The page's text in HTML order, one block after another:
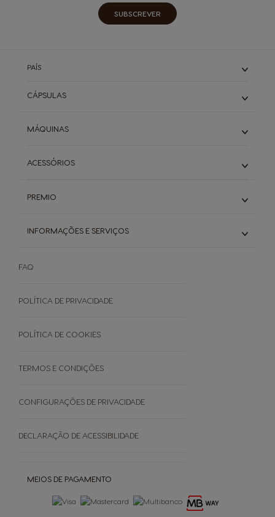
SUBSCREVER
PAÍS
CÁPSULAS
Cafés Longos
Descafeinados
Buondi & Sical
NEO Todas as variedades
NEO Lungos e Americanos
MÁQUINAS
Infinissima
Mini Me
ACESSÓRIOS
PREMIO
Introduza códigos
Como funciona
EVENTOS
Black Friday
INFORMAÇÕES E SERVIÇOS
Manuais De Utilizador
Garantias
Promoções
SOBRE
Cápsulas Castanhas
MEIOS DE PAGAMENTO
FAQ
POLÍTICA DE PRIVACIDADE
POLÍTICA DE COOKIES
TERMOS E CONDIÇÕES
CONFIGURAÇÕES DE PRIVACIDADE
DECLARAÇÃO DE ACESSIBILIDADE